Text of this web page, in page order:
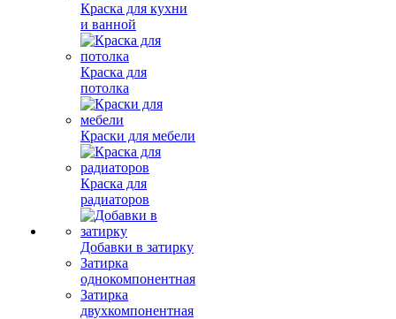
Краска для кухни
и ванной
Краска для
потолка
Краски для мебели
Краска для
радиаторов
Добавки в затирку
Затирка
однокомпонентная
Затирка
двухкомпонентная